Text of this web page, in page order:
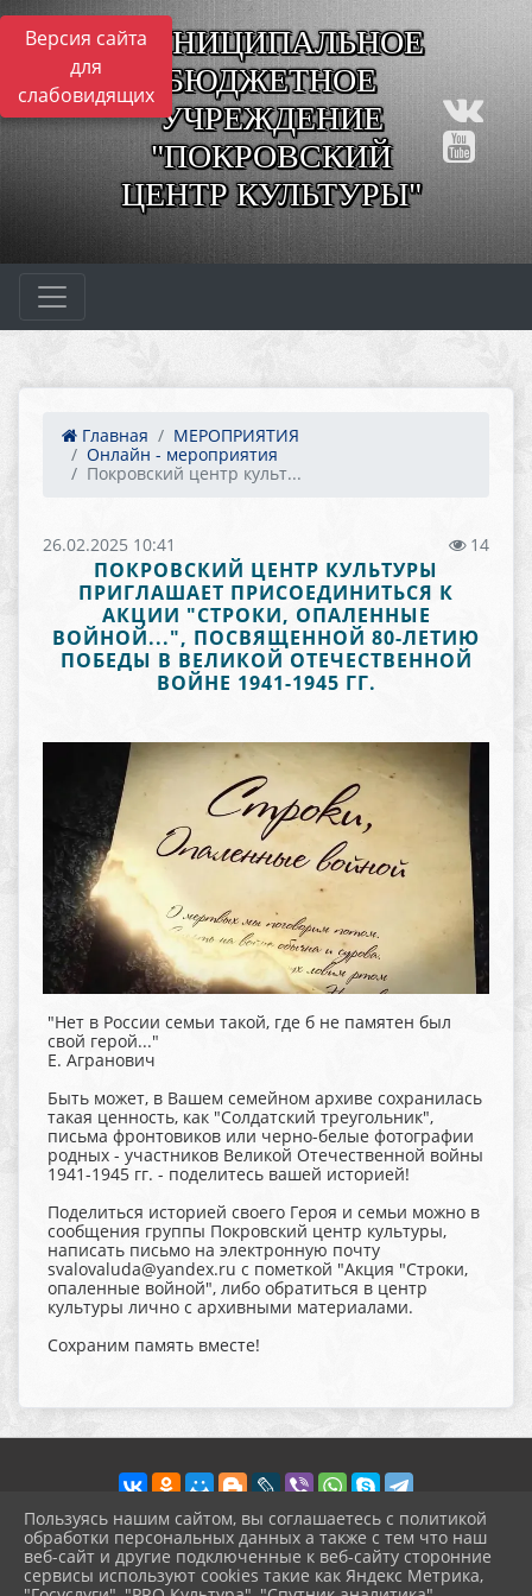
Версия сайта
для
слабовидящих
МУНИЦИПАЛЬНОЕ
БЮДЖЕТНОЕ
УЧРЕЖДЕНИЕ
"ПОКРОВСКИЙ
ЦЕНТР КУЛЬТУРЫ"
Главная
МЕРОПРИЯТИЯ
Онлайн - мероприятия
Покровский центр культ...
26.02.2025 10:41 14
ПОКРОВСКИЙ ЦЕНТР КУЛЬТУРЫ
ПРИГЛАШАЕТ ПРИСОЕДИНИТЬСЯ К
АКЦИИ "СТРОКИ, ОПАЛЕННЫЕ
ВОЙНОЙ...", ПОСВЯЩЕННОЙ 80-ЛЕТИЮ
ПОБЕДЫ В ВЕЛИКОЙ ОТЕЧЕСТВЕННОЙ
ВОЙНЕ 1941-1945 ГГ.
"Нет в России семьи такой, где б не памятен был
свой герой..."
Е. Агранович
Быть может, в Вашем семейном архиве сохранилась
такая ценность, как "Солдатский треугольник",
письма фронтовиков или черно-белые фотографии
родных - участников Великой Отечественной войны
1941-1945 гг. - поделитесь вашей историей!
Поделиться историей своего Героя и семьи можно в
сообщения группы Покровский центр культуры,
написать письмо на электронную почту
svalovaluda@yandex.ru с пометкой "Акция "Строки,
опаленные войной", либо обратиться в центр
культуры лично с архивными материалами.
Сохраним память вместе!
2026 г. pokrov-ck.ru
Вход
Пользуясь нашим сайтом, вы соглашаетесь с политикой
обработки персональных данных а также с тем что наш
веб-сайт и другие подключенные к веб-сайту сторонние
сервисы используют cookies такие как Яндекс Метрика,